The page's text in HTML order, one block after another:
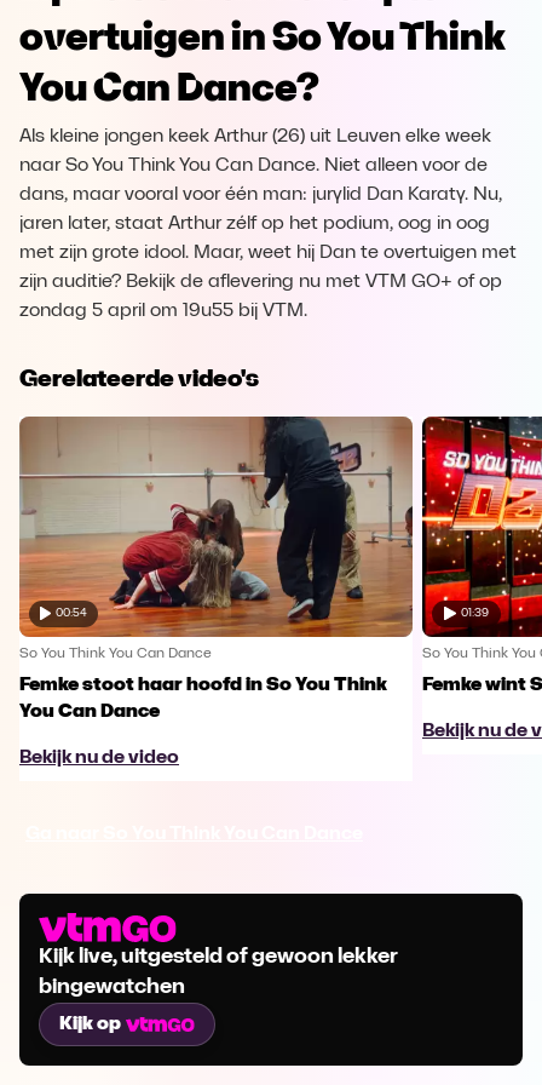
overtuigen in So You Think
You Can Dance?
Als kleine jongen keek Arthur (26) uit Leuven elke week
naar So You Think You Can Dance. Niet alleen voor de
dans, maar vooral voor één man: jurylid Dan Karaty. Nu,
jaren later, staat Arthur zélf op het podium, oog in oog
met zijn grote idool. Maar, weet hij Dan te overtuigen met
zijn auditie? Bekijk de aflevering nu met VTM GO+ of op
zondag 5 april om 19u55 bij VTM.
Gerelateerde video's
00:54
So You Think You Can Dance
Femke stoot haar hoofd in So You Think
You Can Dance
Bekijk nu de video
01:39
So You Think You
Femke wint
Bekijk nu de
Kijk live, uitgesteld of gewoon lekker
bingewatchen
Kijk op